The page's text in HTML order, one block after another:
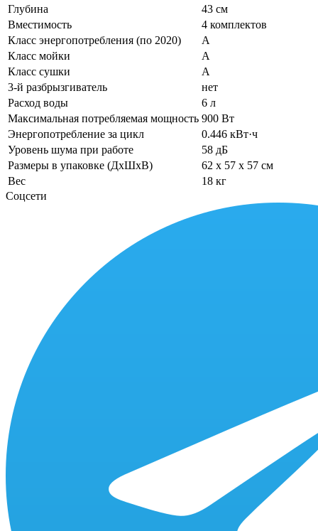
Глубина
43 см
Вместимость
4 комплектов
Класс энергопотребления (по 2020)
A
Класс мойки
A
Класс сушки
A
3-й разбрызгиватель
нет
Расход воды
6 л
Максимальная потребляемая мощность 900 Вт
Энергопотребление за цикл
0.446 кВт·ч
Уровень шума при работе
58 дБ
Размеры в упаковке (ДхШхВ)
62 x 57 x 57 см
Вес
18 кг
Соцсети